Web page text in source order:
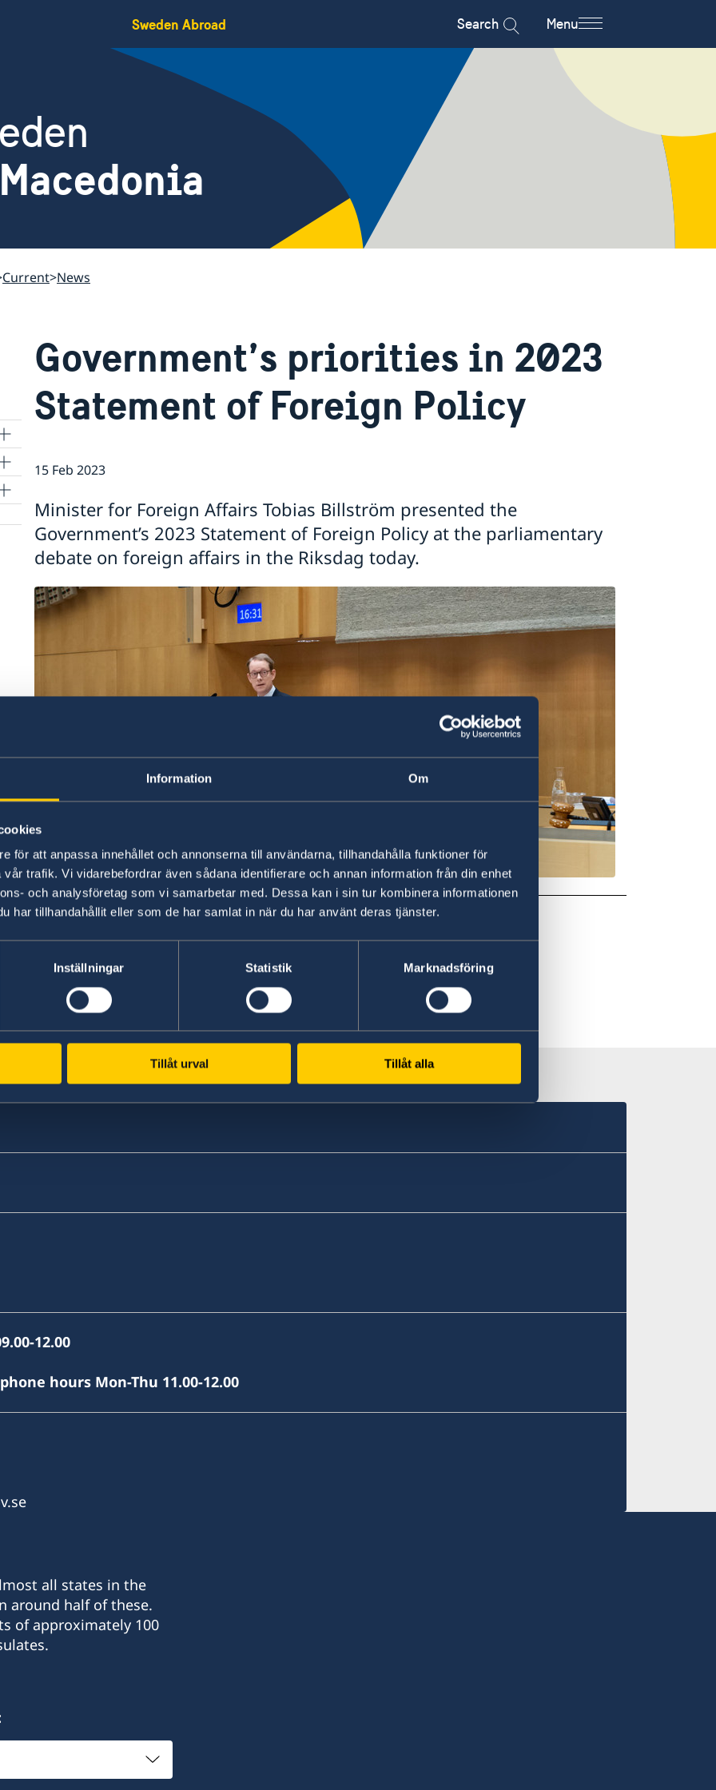
Information Om
för att anpassa innehållet och annonserna till användarna, tillhandahålla funktioner för
trafik. Vi vidarebefordrar även sådana identifierare och annan information från din enhet
och analysföretag som vi samarbetar med. Dessa kan i sin tur kombinera informationen
har tillhandahållit eller som de har samlat in när du har använt deras tjänster.
Inställningar Statistik Marknadsföring
Tillåt urval Tillåt alla
Sweden Abroad Search Menu
Current News
Government’s priorities in 2023
Statement of Foreign Policy
15 Feb 2023
Minister for Foreign Affairs Tobias Billström presented the
Government’s 2023 Statement of Foreign Policy at the parliamentary
debate on foreign affairs in the Riksdag today.
Photo: Anders Löwdin/Riksdagen
is available here:
on government.se
12.00
hours Mon-Thu 11.00-12.00
all states in the
around half of these.
of approximately 100